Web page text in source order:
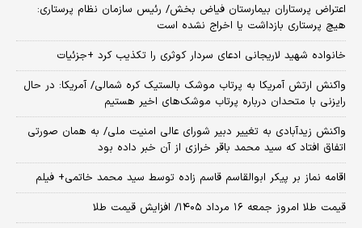
اعتراض پرستاران بیمارستان فیاض بخش/ رئیس سازمان نظام پرستاری:
هیچ پرستاری بازداشت یا اخراج نشده است
خانواده شهید لاریجانی ادعای سردار کوثری را تکذیب کرد +جزئیات
واکنش ارتش آمریکا به پرتاب موشک بالستیک کره شمالی/ آمریکا: در حال
رایزنی با متحدان درباره پرتاب موشک‌های اخیر هستیم
واکنش زیدآبادی به تغییر دبیر شورای عالی امنیت ملی/ به همان صورتی
اتفاق افتاد که سید محمد باقر خرازی از آن خبر داده بود
اقامه نماز بر پیکر ابوالقاسم قاسم زاده توسط سید محمد خاتمی+ فیلم
قیمت طلا امروز جمعه ۱۶ مرداد ۱۴۰۵/ افزایش قیمت طلا